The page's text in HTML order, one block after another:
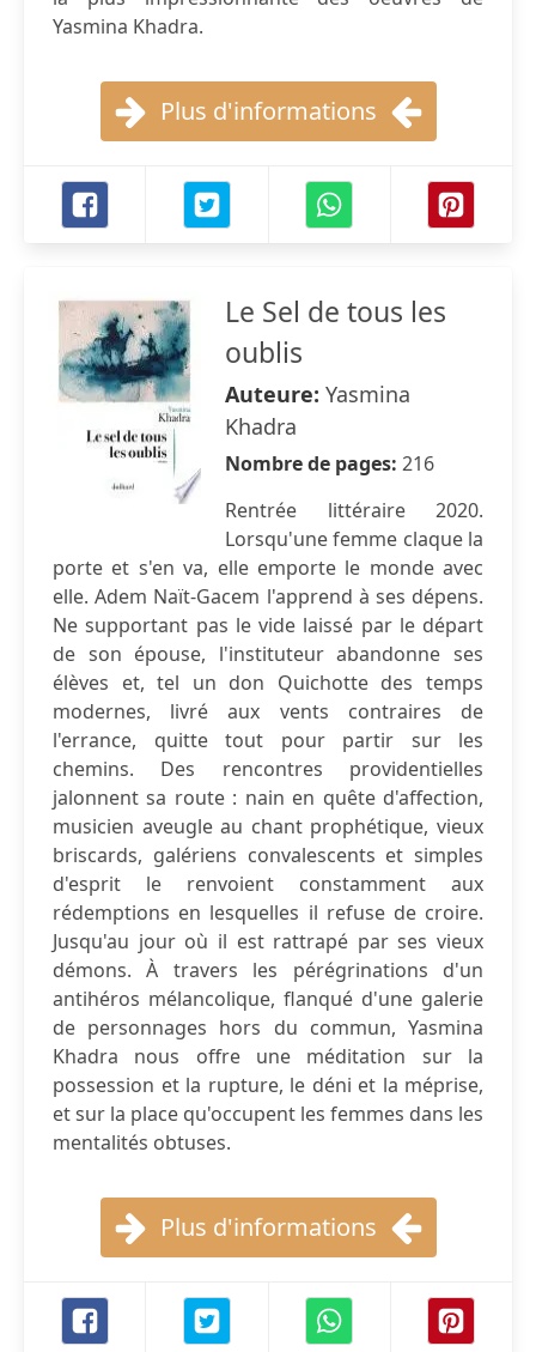
Yasmina Khadra.
Plus d'informations
Le Sel de tous les
oublis
Auteure: Yasmina
Khadra
Nombre de pages: 216
Rentrée littéraire 2020.
Lorsqu'une femme claque la
porte et s'en va, elle emporte le monde avec
elle. Adem Naït-Gacem l'apprend à ses dépens.
Ne supportant pas le vide laissé par le départ
de son épouse, l'instituteur abandonne ses
élèves et, tel un don Quichotte des temps
modernes, livré aux vents contraires de
l'errance, quitte tout pour partir sur les
chemins. Des rencontres providentielles
jalonnent sa route : nain en quête d'affection,
musicien aveugle au chant prophétique, vieux
briscards, galériens convalescents et simples
d'esprit le renvoient constamment aux
rédemptions en lesquelles il refuse de croire.
Jusqu'au jour où il est rattrapé par ses vieux
démons. À travers les pérégrinations d'un
antihéros mélancolique, flanqué d'une galerie
de personnages hors du commun, Yasmina
Khadra nous offre une méditation sur la
possession et la rupture, le déni et la méprise,
et sur la place qu'occupent les femmes dans les
mentalités obtuses.
Plus d'informations